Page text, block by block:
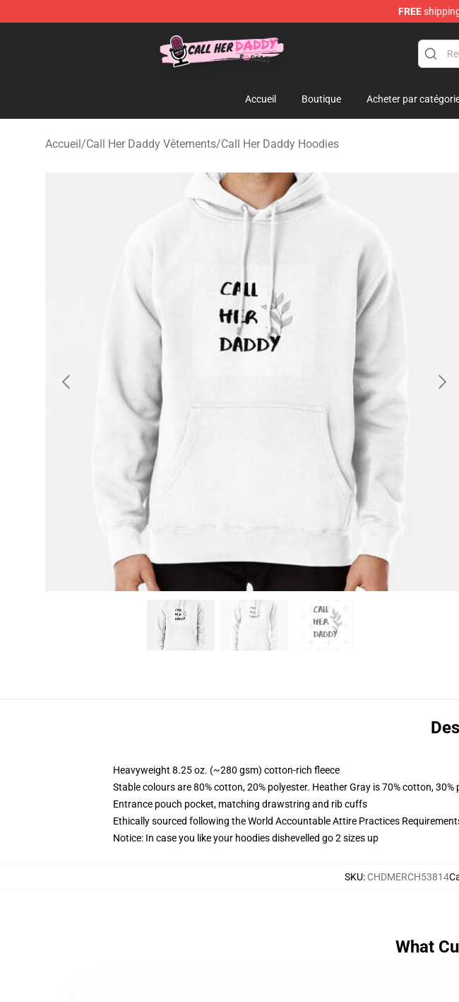
FREE
Call Her Daddy Store - Official Call Her Daddy Merchandise Shop
Accueil Boutique Acheter par
Accueil/Call Her Daddy Vêtements/Call Her Daddy Hoodies
Heavyweight 8.25 oz. (~280 gsm) cotton-rich fleece
Stable colours are 80% cotton, 20% polyester. Heather Gray is 70% cotton,
Entrance pouch pocket, matching drawstring and rib cuffs
Ethically sourced following the World Accountable Attire Practices
Notice: In case you like your hoodies dishevelled go 2 sizes up
SKU: CHDMERCH53814
What